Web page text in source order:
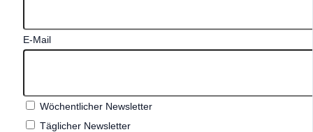
E-Mail
Wöchentlicher Newsletter
Täglicher Newsletter